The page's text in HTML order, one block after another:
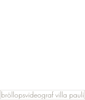
bröllopsvideograf villa pauli